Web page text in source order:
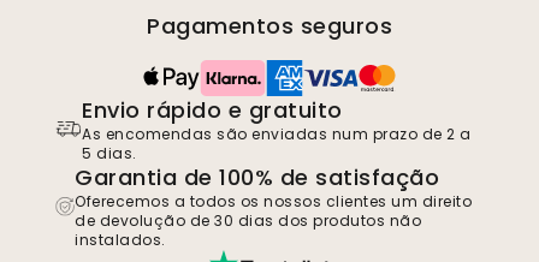
Pagamentos seguros
Envio rápido e gratuito
As encomendas são enviadas num prazo de 2 a
5 dias.
Garantia de 100% de satisfação
Oferecemos a todos os nossos clientes um direito
de devolução de 30 dias dos produtos não
instalados.